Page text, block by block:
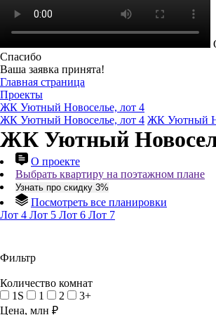
Спасибо
Ваша заявка принята!
Главная страница
Проекты
ЖК Уютный Новоселье, лот 4
ЖК Уютный Новоселье, лот 4 ЖК Уютный
ЖК Уютный
О проекте
Выбрать квартиру на поэтажном плане
Узнать про скидку 3%
Посмотреть все планировки
Лот 4 Лот 5 Лот 6 Лот 7
Фильтр
Количество комнат
1S
1 2
3+
Цена, млн ₽